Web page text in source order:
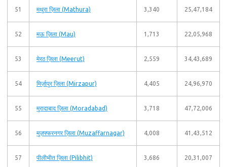
51 मथुरा ज़िला (Mathura) 3,340 25,47,184
52 मऊ ज़िला (Mau) 1,713 22,05,968
53 मेरठ ज़िला (Meerut) 2,559 34,43,689
54 मिर्ज़ापुर ज़िला (Mirzapur) 4,405 24,96,970
55 मुरादाबाद ज़िला (Moradabad) 3,718 47,72,006
56 मुज़फ्फरनगर ज़िला (Muzaffarnagar) 4,008 41,43,512
57 पीलीभीत ज़िला (Pilibhit) 3,686 20,31,007